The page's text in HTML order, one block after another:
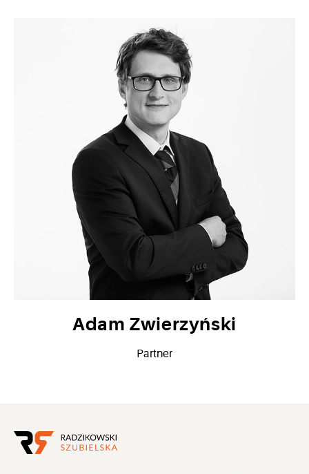
Adam Zwierzyński
Partner